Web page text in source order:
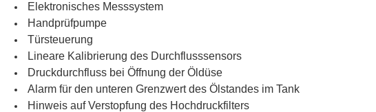
Elektronisches Messsystem
Handprüfpumpe
Türsteuerung
Lineare Kalibrierung des Durchflusssensors
Druckdurchfluss bei Öffnung der Öldüse
Alarm für den unteren Grenzwert des Ölstandes im Tank
Hinweis auf Verstopfung des Hochdruckfilters